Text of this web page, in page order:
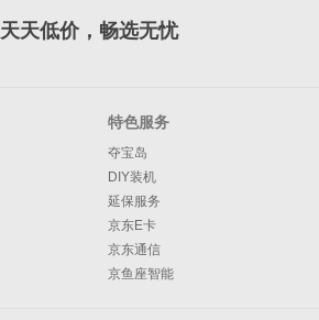
天天低价，畅选无忧
特色服务
夺宝岛
DIY装机
延保服务
京东E卡
京东通信
京鱼座智能